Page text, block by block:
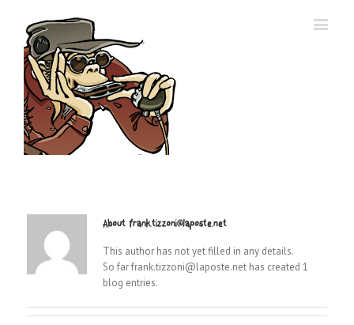
About frank.tizzoni@laposte.net
This author has not yet filled in any details.
So far frank.tizzoni@laposte.net has created 1
blog entries.